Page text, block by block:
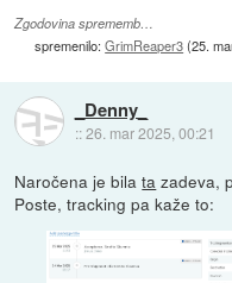
Zgodovina sprememb…
spremenilo:GrimReaper3(25.
_Denny_
::26. mar 2025, 00:21
Naročena je bilata zadeva,
Poste, tracking pa kaže to: